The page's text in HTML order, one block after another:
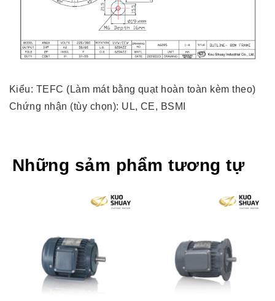
Kiểu: TEFC (Làm mát bằng quạt hoàn toàn kèm theo)
Chứng nhận (tùy chọn): UL, CE, BSMI
Những sảm phẩm tương tự